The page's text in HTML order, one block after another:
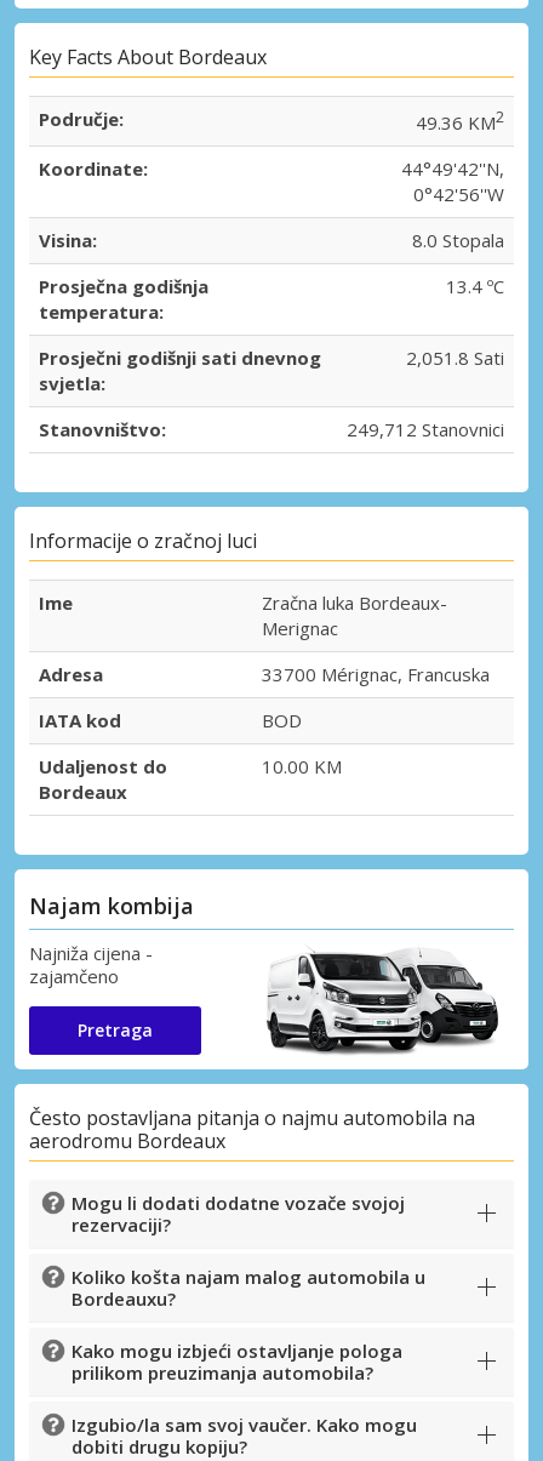
Key Facts About Bordeaux
Područje: 49.36 KM2
Koordinate:
44°49'42''N,
0°42'56''W
Visina:
8.0 Stopala
Prosječna godišnja
temperatura:
13.4 ºC
Prosječni godišnji sati dnevnog
svjetla:
2,051.8 Sati
Stanovništvo: 249,712 Stanovnici
Informacije o zračnoj luci
Ime
Zračna luka Bordeaux-
Merignac
Adresa
33700 Mérignac, Francuska
IATA kod
BOD
Udaljenost do
Bordeaux
10.00 KM
Najam kombija
Najniža cijena -
zajamčeno
Pretraga
Često postavljana pitanja o najmu automobila na
aerodromu Bordeaux
Mogu li dodati dodatne vozače svojoj
rezervaciji?
Koliko košta najam malog automobila u
Bordeauxu?
Kako mogu izbjeći ostavljanje pologa
prilikom preuzimanja automobila?
Izgubio/la sam svoj vaučer. Kako mogu
dobiti drugu kopiju?